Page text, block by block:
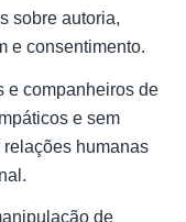
sobre autoria,
e consentimento.
e companheiros de
e sem
humanas
de